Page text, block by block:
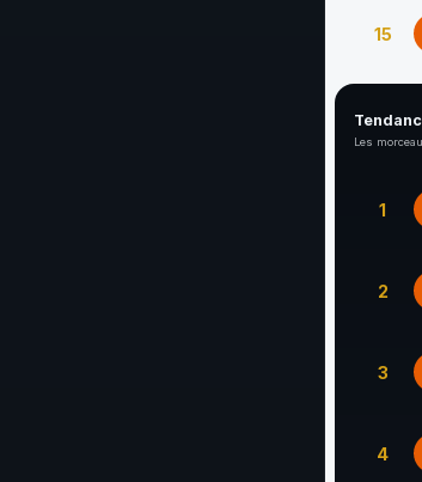
15
Les
1
2
3
4